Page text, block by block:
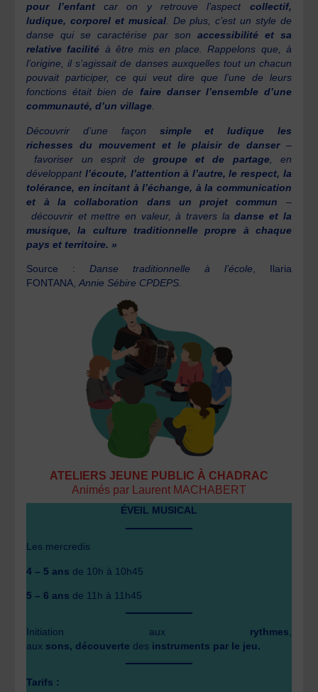
pour l’enfantcar on y retrouve l’aspect collectif,
ludique, corporel et musical. De plus, c’est un style de
danse qui se caractérise par son accessibilité et sa
relative facilité à être mis en place. Rappelons que, à
l’origine, il s’agissait de danses auxquelles tout un chacun
pouvait participer, ce qui veut dire que l’une de leurs
fonctions était bien de faire danser l’ensemble d’une
communauté, d’un village.
Découvrir d’une façon simple et ludique les
richesses
du mouvement et le plaisir de danser–
favoriser un esprit de groupe et de partage, en
développant l’écoute, l’attention à l’autre, le respect, la
tolérance, en incitant à l’échange, à la communication
et à la collaboration dans un projet commun –
découvrir et mettre en valeur, à travers ladanse et la
musique, la culture traditionnelle propre à chaque
pays et territoire. »
Source : Danse traditionnelle à l’école , Ilaria
FONTANA,Annie Sébire CPDEPS.
ATELIERS JEUNE PUBLIC À CHADRAC
Animés par Laurent MACHABERT
ÉVEIL MUSICAL
Les mercredis
4 – 5 ans de 10h à 10h45
5 – 6 ans de 11h à 11h45
Initiation aux rythmes
aux sons, découverte des instruments par le jeu.
Tarifs :